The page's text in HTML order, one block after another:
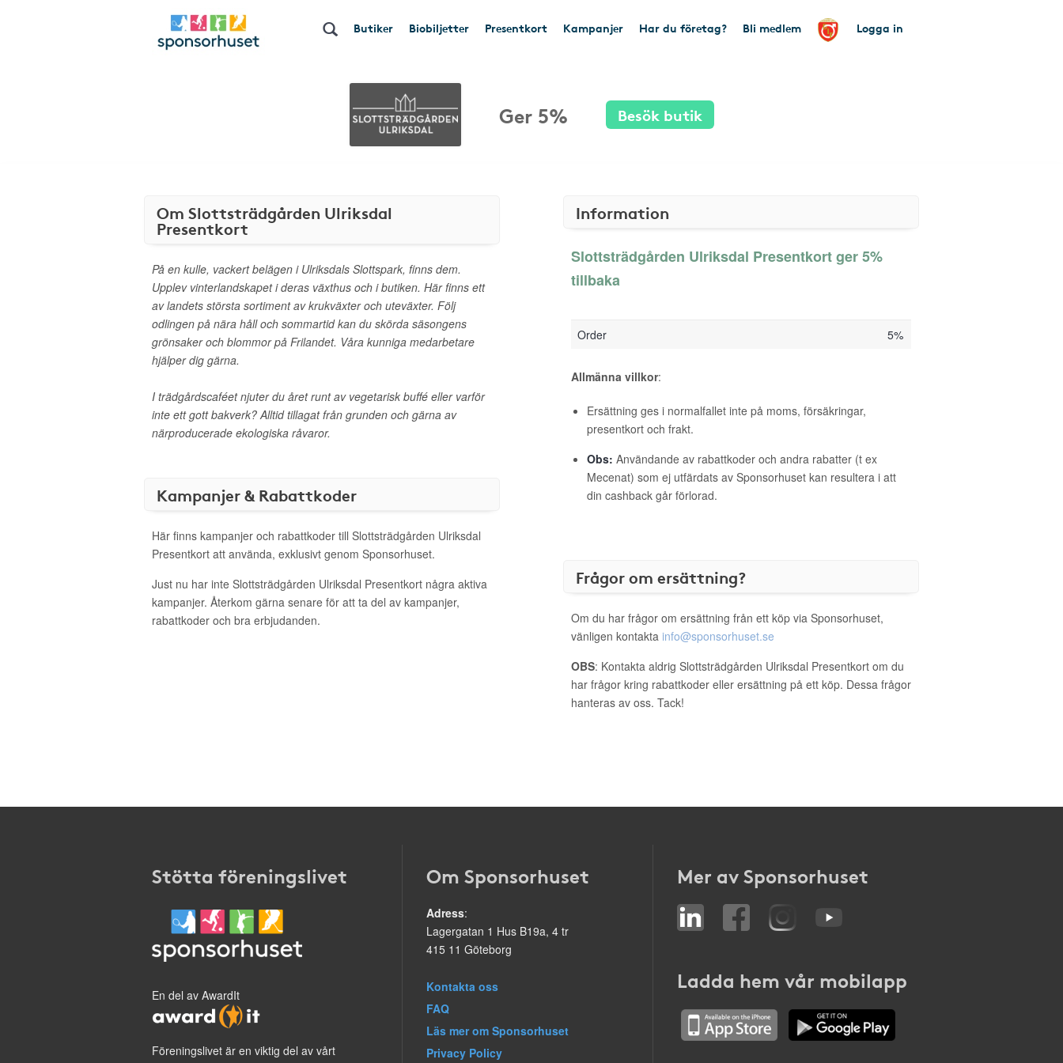
Butiker Biobiljetter Presentkort Kampanjer Har du företag? Bli medlem Logga in
Ger 5% Besök butik
Om Slottsträdgården Ulriksdal
Presentkort
På en kulle, vackert belägen i Ulriksdals Slottspark, finns dem.
Upplev vinterlandskapet i deras växthus och i butiken. Här finns ett
av landets största sortiment av krukväxter och uteväxter. Följ
odlingen på nära håll och sommartid kan du skörda säsongens
grönsaker och blommor på Frilandet. Våra kunniga medarbetare
hjälper dig gärna.
I trädgårdscaféet njuter du året runt av vegetarisk buffé eller varför
inte ett gott bakverk? Alltid tillagat från grunden och gärna av
närproducerade ekologiska råvaror.
Kampanjer & Rabattkoder
Här finns kampanjer och rabattkoder till Slottsträdgården Ulriksdal
Presentkort att använda, exklusivt genom Sponsorhuset.
Just nu har inte Slottsträdgården Ulriksdal Presentkort några aktiva
kampanjer. Återkom gärna senare för att ta del av kampanjer,
rabattkoder och bra erbjudanden.
Information
Slottsträdgården Ulriksdal Presentkort ger 5%
tillbaka
Order 5%
Allmänna villkor:
Ersättning ges i normalfallet inte på moms, försäkringar,
presentkort och frakt.
Obs: Användande av rabattkoder och andra rabatter (t ex
Mecenat) som ej utfärdats av Sponsorhuset kan resultera i att
din cashback går förlorad.
Frågor om ersättning?
Om du har frågor om ersättning från ett köp via Sponsorhuset,
vänligen kontakta info@sponsorhuset.se
OBS: Kontakta aldrig Slottsträdgården Ulriksdal Presentkort om du
har frågor kring rabattkoder eller ersättning på ett köp. Dessa frågor
hanteras av oss. Tack!
Stötta föreningslivet
En del av AwardIt
Föreningslivet är en viktig del av vårt
Om Sponsorhuset
Adress:
Lagergatan 1 Hus B19a, 4 tr
415 11 Göteborg
Kontakta oss
FAQ
Läs mer om Sponsorhuset
Privacy Policy
Mer av Sponsorhuset
Ladda hem vår mobilapp